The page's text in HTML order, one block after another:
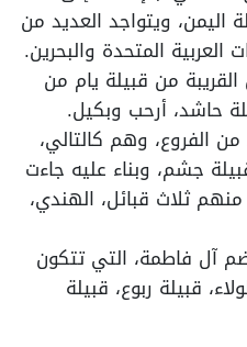
اليمن، ويتواجد العديد من
العربية المتحدة والبحرين.
من قبيلة يام من
حاشد، أرحب وبكيل.
الفروع، وهم كالتالي،
جشم، وبناء عليه جاءت
ثلاث قبائل، الهندي،
آل فاطمة، التي تتكون
قبيلة ربوع، قبيلة